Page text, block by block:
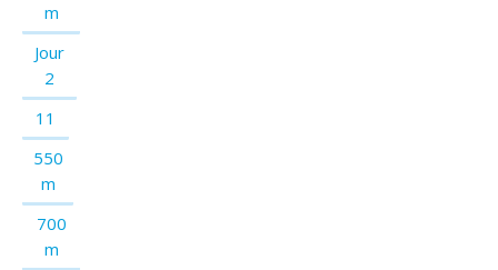
m
Jour
2
11
550
m
700
m